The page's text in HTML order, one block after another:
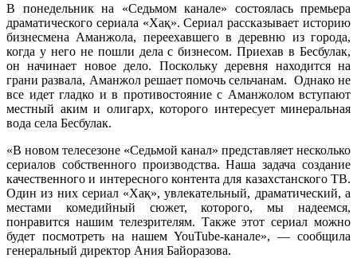
В понедельник на «Седьмом канале» состоялась премьера
драматического сериала «Хақ». Сериал рассказывает историю
бизнесмена Аманжола, переехавшего в деревню из города,
когда у него не пошли дела с бизнесом. Приехав в Бесбулак,
он начинает новое дело. Поскольку деревня находится на
грани развала, Аманжол решает помочь сельчанам. Однако не
все идет гладко и в противостояние с Аманжолом вступают
местный аким и олигарх, которого интересует минеральная
вода села Бесбулак.
«В новом телесезоне «Седьмой канал» представляет несколько
сериалов собственного производства. Наша задача создание
качественного и интересного контента для казахстанского ТВ.
Один из них сериал «Хақ», увлекательный, драматический, а
местами комедийный сюжет, которого, мы надеемся,
понравится нашим телезрителям. Также этот сериал можно
будет посмотреть на нашем YouTube-канале», — сообщила
генеральный директор Ания Байоразова.